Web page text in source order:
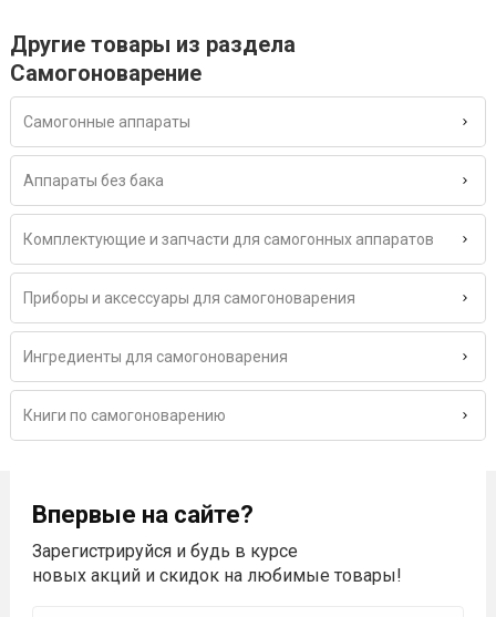
Другие товары из раздела
Самогоноварение
Самогонные аппараты
Аппараты без бака
Комплектующие и запчасти для самогонных аппаратов
Приборы и аксессуары для самогоноварения
Ингредиенты для самогоноварения
Книги по самогоноварению
Впервые на сайте?
Зарегистрируйся и будь в курсе
новых акций и скидок на любимые товары!